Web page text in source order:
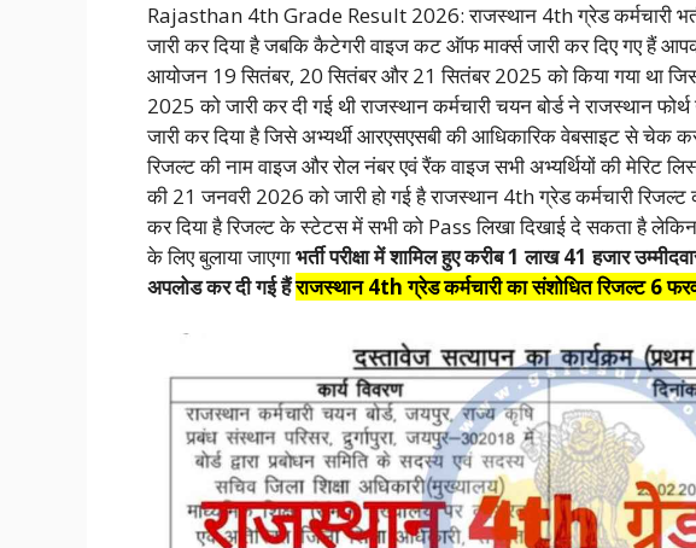
Rajasthan 4th Grade Result 2026: राजस्थान 4th ग्रेड कर्मचारी
जारी कर दिया है जबकि कैटेगरी वाइज कट ऑफ मार्क्स जारी कर दिए गए हैं
आयोजन 19 सितंबर, 20 सितंबर और 21 सितंबर 2025 को किया गया था
2025 को जारी कर दी गई थी राजस्थान कर्मचारी चयन बोर्ड ने राजस्थान
जारी कर दिया है जिसे अभ्यर्थी आरएसएसबी की आधिकारिक वेबसाइट से चेक
रिजल्ट की नाम वाइज और रोल नंबर एवं रैंक वाइज सभी अभ्यर्थियों की
की 21 जनवरी 2026 को जारी हो गई है राजस्थान 4th ग्रेड कर्मचारी
कर दिया है रिजल्ट के स्टेटस में सभी को Pass लिखा दिखाई दे सकता है
के लिए बुलाया जाएगाभर्ती परीक्षा में शामिल हुए करीब 1 लाख 41 हजार
अपलोड कर दी गई हैंराजस्थान 4th ग्रेड कर्मचारी का संशोधित रिजल्ट 6